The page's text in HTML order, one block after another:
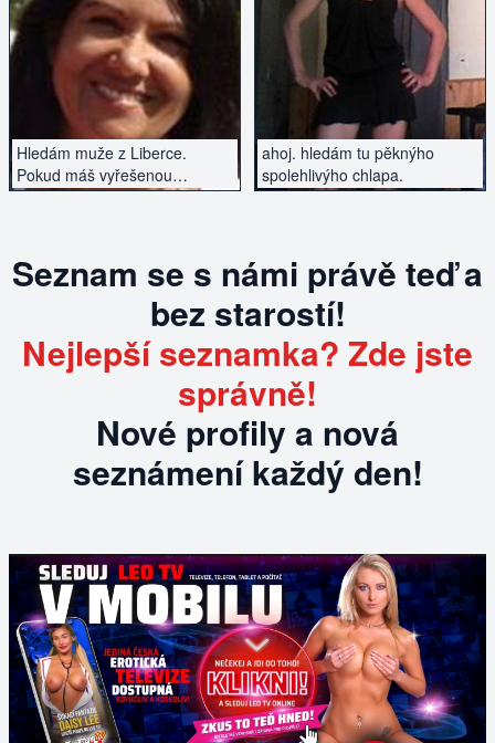
Hledám muže z Liberce.
Pokud máš vyřešenou
minulost a máš rád baculky,
ZOBRAZIT INZERÁT
ahoj. hledám tu pěknýho
spolehlivýho chlapa.
ZOBRAZIT INZERÁT
Seznam se s námi právě teď a
bez starostí!
Nejlepší seznamka? Zde jste
správně!
Nové profily a nová
seznámení každý den!